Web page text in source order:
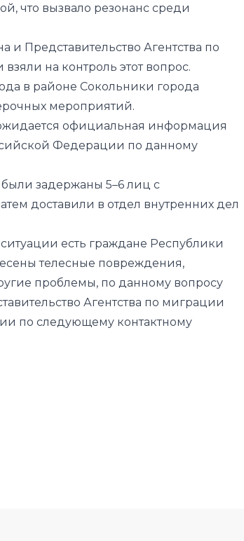
что вызвало резонанс среди
и Представительство Агентства по
на контроль этот вопрос.
в районе Сокольники города
мероприятий.
официальная информация
Федерации по данному
задержаны 5–6 лиц с
доставили в отдел внутренних дел
есть граждане Республики
телесные повреждения,
проблемы, по данному вопросу
Агентства по миграции
по следующему контактному